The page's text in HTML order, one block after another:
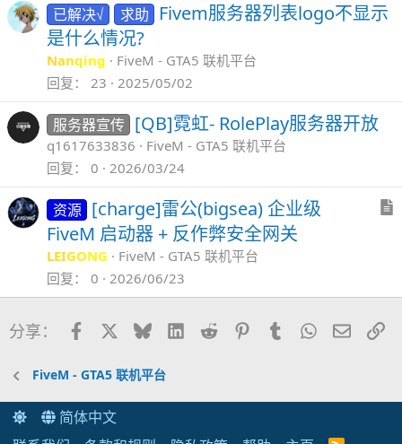
已解决√ 求助
Fivem服务器列表logo不显示
是什么情况?
Nanqing
FiveM - GTA5 联机平台
回复
23 2025/05/02
服务器宣传 [QB]霓虹- RolePlay服务器开放
q1617633836
FiveM - GTA5 联机平台
回复
0 2026/03/24
资源 [charge]雷公(bigsea) 企业级
FiveM 启动器 + 反作弊安全网关
LEIGONG
FiveM - GTA5 联机平台
回复
0 2026/06/23
分享： FacebookBlueskyLinkedIn
Reddit PinterestTumblrWhatsApp
邮件
FiveM - GTA5 联机平台
简体中文